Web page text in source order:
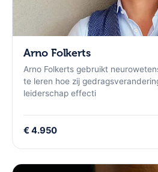
Arno Folkerts
Arno Folkerts gebruikt
te leren hoe zij
leiderschap effecti
€ 4.950